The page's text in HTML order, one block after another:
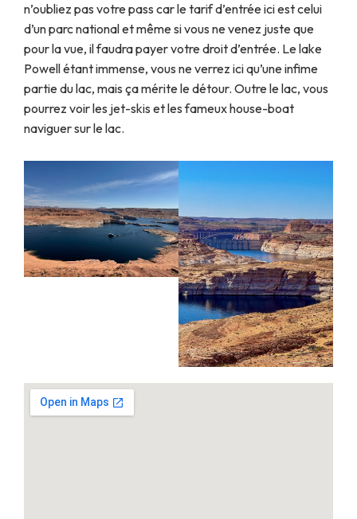
n’oubliez pas votre pass car le tarif d’entrée ici est celui
d’un parc national et même si vous ne venez juste que
pour la vue, il faudra payer votre droit d’entrée. Le lake
Powell étant immense, vous ne verrez ici qu’une infime
partie du lac, mais ça mérite le détour. Outre le lac, vous
pourrez voir les jet-skis et les fameux house-boat
naviguer sur le lac.